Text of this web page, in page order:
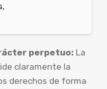
perpetuo: La
claramente la
derechos de forma